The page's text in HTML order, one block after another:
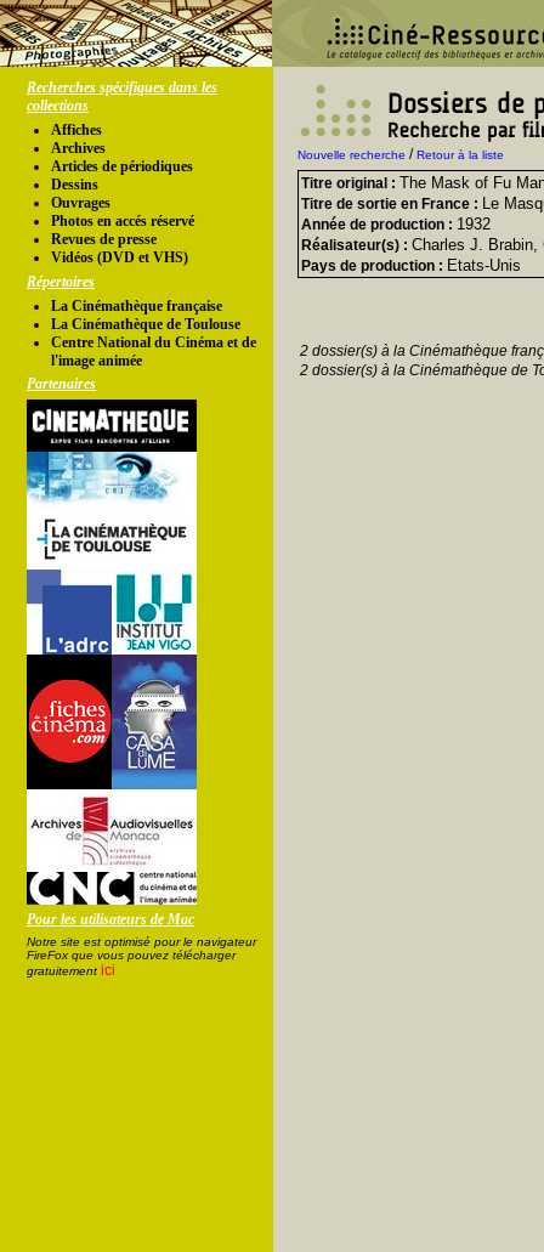
Recherches spécifiques dans les
collections
Affiches
Archives
Articles de périodiques
Dessins
Ouvrages
Photos en accés réservé
Revues de presse
Vidéos (DVD et VHS)
Répertoires
La Cinémathèque française
La Cinémathèque de Toulouse
Centre National du Cinéma et de
l'image animée
Partenaires
Pour les utilisateurs de Mac
Notre site est optimisé pour le navigateur
FireFox que vous pouvez télécharger
gratuitement ici
Nouvelle recherche /Retour à la liste
Titre original : The Mask of Fu
Titre de sortie en France : Le
Année de production : 1932
Réalisateur(s) : Charles J. Brabin,
Pays de production : Etats-Unis
2 dossier(s) à la Cinémathèque
2 dossier(s) à la Cinémathèque de